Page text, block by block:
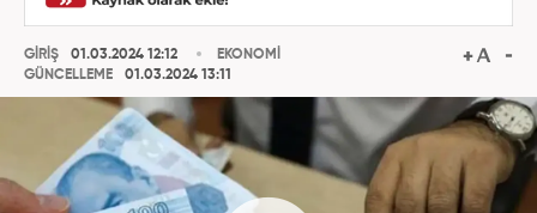
GİRİŞ
01.03.2024 12:12
GÜNCELLEME
01.03.2024 13:11
EKONOMİ